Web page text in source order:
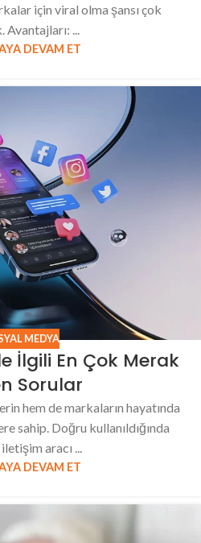
için viral olma şansı çok
...
DEVAM ET
MEDYA
İlgili En Çok Merak
Sorular
hem de markaların hayatında
sahip. Doğru kullanıldığında
aracı ...
DEVAM ET